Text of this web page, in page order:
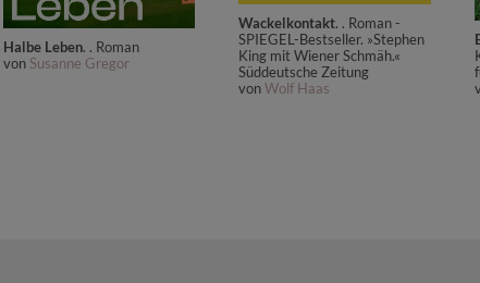
Halbe Leben. . Roman
von Susanne Gregor
Wackelkontakt. . Roman -
SPIEGEL-Bestseller. »Stephen
King mit Wiener Schmäh.«
Süddeutsche Zeitung
vonWolf Haas